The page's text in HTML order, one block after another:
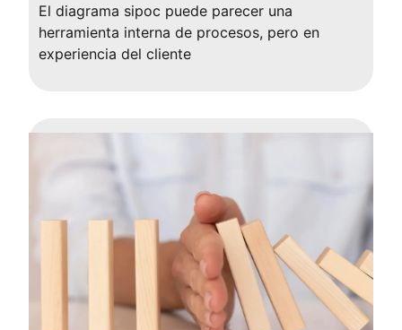
El diagrama sipoc puede parecer una
herramienta interna de procesos, pero en
experiencia del cliente